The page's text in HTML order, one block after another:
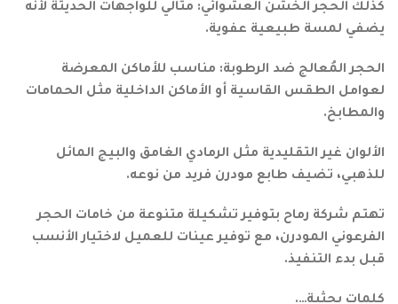
كذلك الحجر الخشن العشوائي: مثالي للواجهات الحديثة لأنه
يضفي لمسة طبيعية عفوية.
الحجر المُعالج ضد الرطوبة: مناسب للأماكن المعرضة
لعوامل الطقس القاسية أو الأماكن الداخلية مثل الحمامات
والمطابخ.
الألوان غير التقليدية مثل الرمادي الغامق والبيج المائل
للذهبي، تضيف طابع مودرن فريد من نوعه.
تهتم شركة رماح بتوفير تشكيلة متنوعة من خامات الحجر
الفرعوني المودرن، مع توفير عينات للعميل لاختيار الأنسب
قبل بدء التنفيذ.
كلمات بحثية….